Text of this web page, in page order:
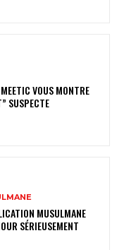
VOUS MONTRE
SUSPECTE
MUSULMANE
SÉRIEUSEMENT